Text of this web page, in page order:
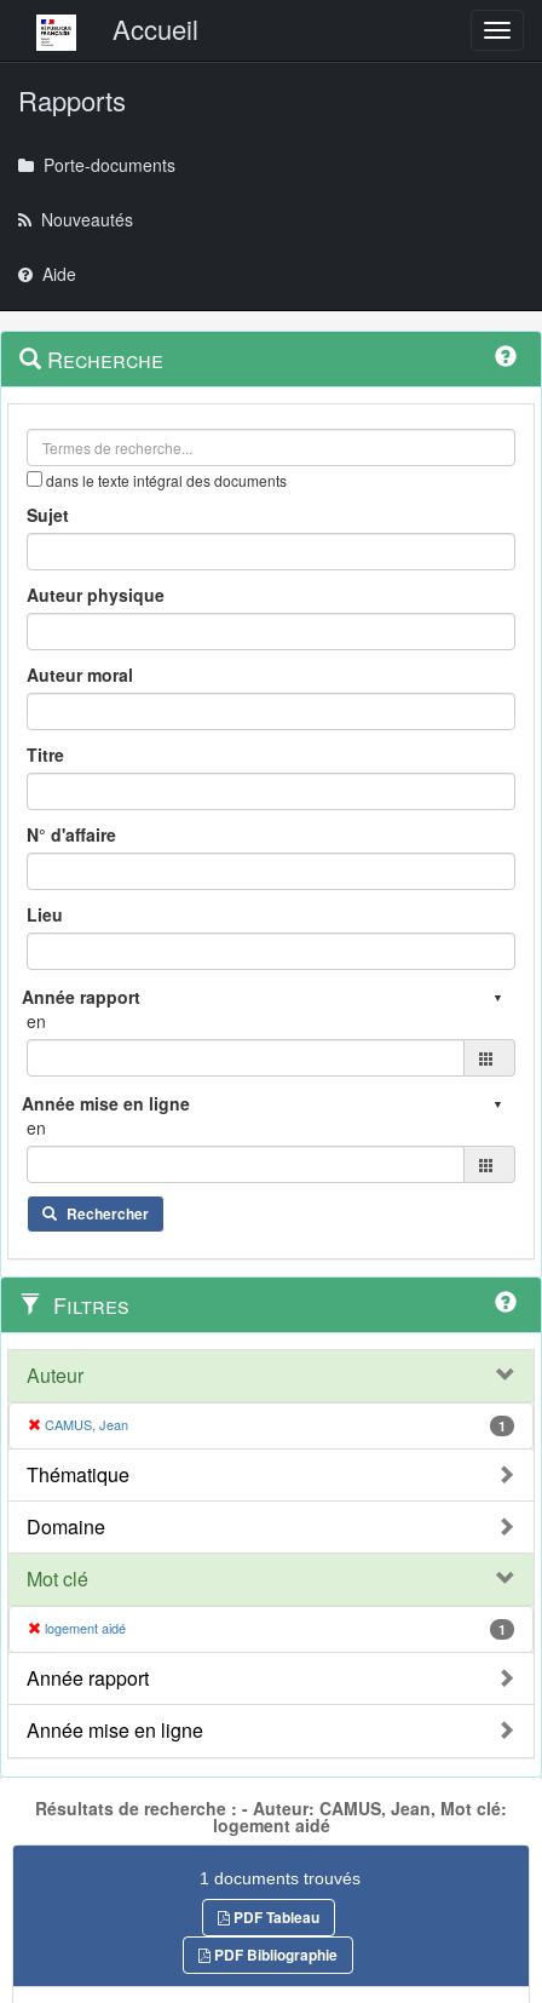
Menu principalAccueil
Rapports
Porte-documents
Nouveautés
Aide
Navigation
outils
Menu
contextuel
Recherche
dans le texte intégral des documents
Sujet
Auteur physique
Auteur moral
Titre
N° d'affaire
Lieu
en
en
Rechercher
Filtres
Auteur
CAMUS, Jean 1
Thématique
Domaine
Mot clé
logement aidé 1
Année rapport
Année mise en ligne
Résultats de recherche : - Auteur: CAMUS, Jean, Mot clé:
logement aidé
1 documents trouvés
PDF Tableau
PDF Bibliographie